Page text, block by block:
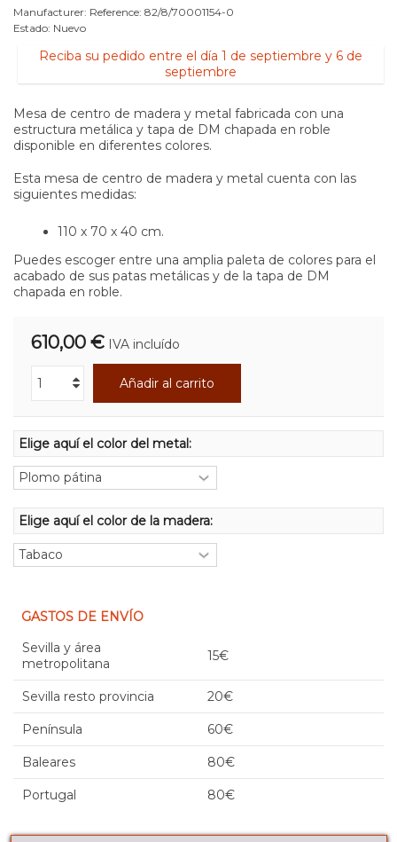
Manufacturer: Reference: 82/8/70001154-0
Estado: Nuevo
Reciba su pedido entre el día 1 de septiembre y 6 de
septiembre
Mesa de centro de madera y metal fabricada con una
estructura metálica y tapa de DM chapada en roble
disponible en diferentes colores.
Esta mesa de centro de madera y metal cuenta con las
siguientes medidas:
110 x 70 x 40 cm.
Puedes escoger entre una amplia paleta de colores para el
acabado de sus patas metálicas y de la tapa de DM
chapada en roble.
610,00 € IVA incluído
Añadir al carrito
Elige aquí el color del metal:
Elige aquí el color de la madera:
GASTOS DE ENVÍO
Sevilla y área
metropolitana
15€
Sevilla resto provincia 20€
Península 60€
Baleares 80€
Portugal 80€